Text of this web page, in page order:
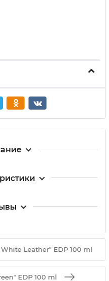
Leather" EDP 100 ml
EDP 100 ml